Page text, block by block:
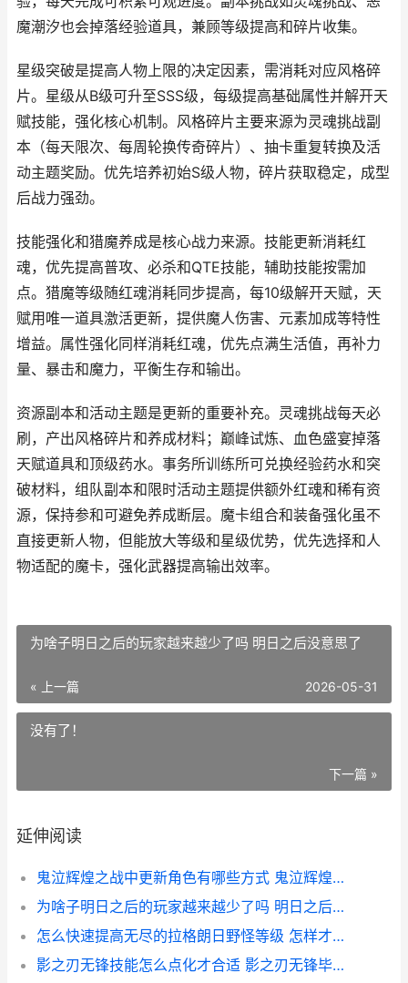
魔潮汐也会掉落经验道具，兼顾等级提高和碎片收集。
星级突破是提高人物上限的决定因素，需消耗对应风格碎
片。星级从B级可升至SSS级，每级提高基础属性并解开天
赋技能，强化核心机制。风格碎片主要来源为灵魂挑战副
本（每天限次、每周轮换传奇碎片）、抽卡重复转换及活
动主题奖励。优先培养初始S级人物，碎片获取稳定，成型
后战力强劲。
技能强化和猎魔养成是核心战力来源。技能更新消耗红
魂，优先提高普攻、必杀和QTE技能，辅助技能按需加
点。猎魔等级随红魂消耗同步提高，每10级解开天赋，天
赋用唯一道具激活更新，提供魔人伤害、元素加成等特性
增益。属性强化同样消耗红魂，优先点满生活值，再补力
量、暴击和魔力，平衡生存和输出。
资源副本和活动主题是更新的重要补充。灵魂挑战每天必
刷，产出风格碎片和养成材料；巅峰试炼、血色盛宴掉落
天赋道具和顶级药水。事务所训练所可兑换经验药水和突
破材料，组队副本和限时活动主题提供额外红魂和稀有资
源，保持参和可避免养成断层。魔卡组合和装备强化虽不
直接更新人物，但能放大等级和星级优势，优先选择和人
物适配的魔卡，强化武器提高输出效率。
为啥子明日之后的玩家越来越少了吗 明日之后没意思了
« 上一篇 2026-05-31
没有了！
下一篇 »
延伸阅读
鬼泣辉煌之战中更新角色有哪些方式 鬼泣辉煌之战中文版下载
为啥子明日之后的玩家越来越少了吗 明日之后没意思了
怎么快速提高无尽的拉格朗日野怪等级 怎样才能提高无线网速
影之刃无锋技能怎么点化才合适 影之刃无锋毕业装备